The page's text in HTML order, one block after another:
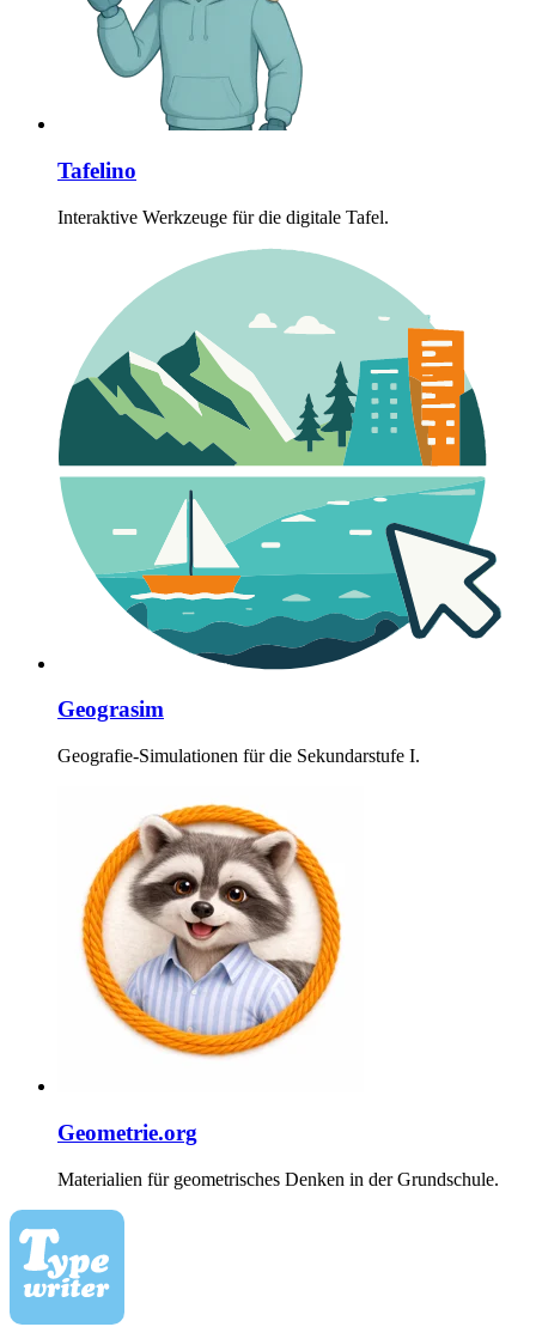
Tafelino
Interaktive Werkzeuge für die digitale Tafel.
Geograsim
Geografie-Simulationen für die Sekundarstufe I.
Geometrie.org
Materialien für geometrisches Denken in der Grundschule.